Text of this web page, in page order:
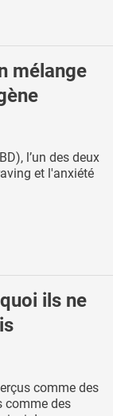
mélange
l’un des deux
et l'anxiété
ils ne
comme des
comme des